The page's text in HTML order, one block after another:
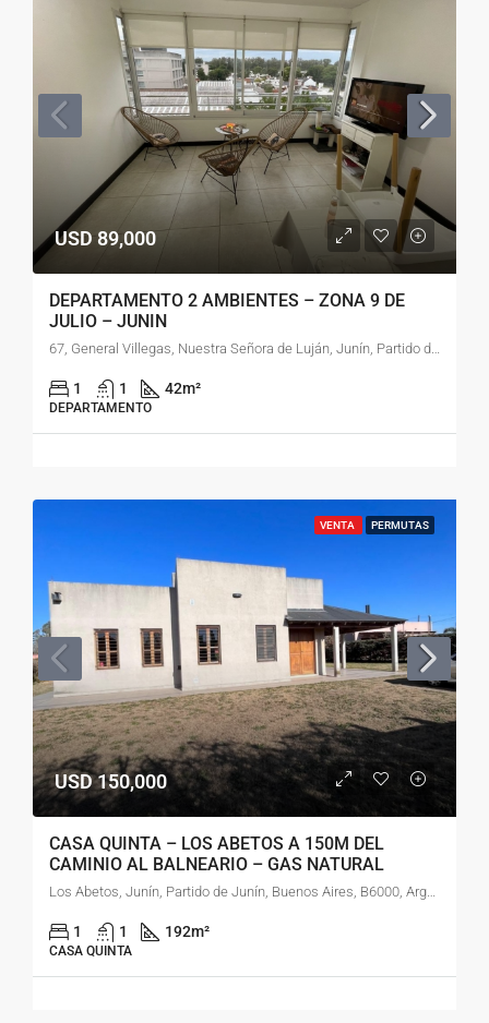
USD 89,000
DEPARTAMENTO 2 AMBIENTES – ZONA 9 DE
JULIO – JUNIN
67, General Villegas, Nuestra Señora de Luján, Junín, Partido de Junín, Buenos Aires, 6000, Argentina
1 1 42m²
DEPARTAMENTO
VENTA PERMUTAS
USD 150,000
CASA QUINTA – LOS ABETOS A 150M DEL
CAMINIO AL BALNEARIO – GAS NATURAL
Los Abetos, Junín, Partido de Junín, Buenos Aires, B6000, Argentina
1 1 192m²
CASA QUINTA